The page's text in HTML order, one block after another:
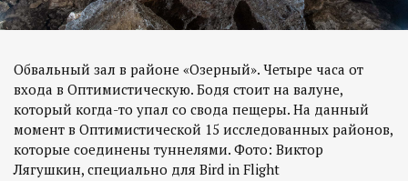
Обвальный зал в районе «Озерный». Четыре часа от
входа в Оптимистическую. Бодя стоит на валуне,
который когда-то упал со свода пещеры. На данный
момент в Оптимистической 15 исследованных районов,
которые соединены туннелями. Фото: Виктор
Лягушкин, специально для Bird in Flight